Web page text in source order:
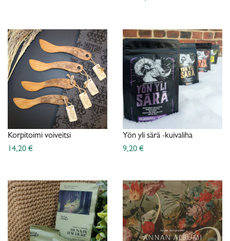
Korpitoimi voiveitsi
14,20 €
Yön yli särä -kuivaliha
9,20 €